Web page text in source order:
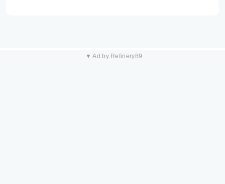
▼ Ad by Refinery89